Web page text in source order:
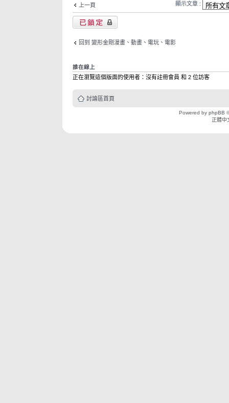
上一頁 顯示文章 :
主題已鎖定
回到 變形金剛漫畫、動畫、電玩、電影
誰在線上
正在瀏覽這個版面的使用者：沒有註冊會員 和 2 位訪客
討論區首頁
Powered by phpBB
正體中